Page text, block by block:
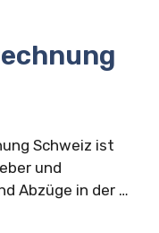
Schweiz ist
und
Abzüge in der …